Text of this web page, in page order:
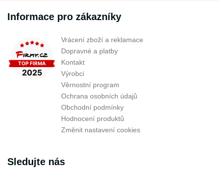
Informace pro zákazníky
Vrácení zboží a reklamace
Dopravné a platby
Kontakt
Výrobci
Věrnostní program
Ochrana osobních údajů
Obchodní podmínky
Hodnocení produktů
Změnit nastavení cookies
Sledujte nás